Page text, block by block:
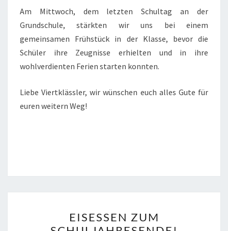
Am Mittwoch, dem letzten Schultag an der
Grundschule, stärkten wir uns bei einem
gemeinsamen Frühstück in der Klasse, bevor die
Schüler ihre Zeugnisse erhielten und in ihre
wohlverdienten Ferien starten konnten.
Liebe Viertklässler, wir wünschen euch alles Gute für
euren weitern Weg!
ZUM
EISESSEN ZUM